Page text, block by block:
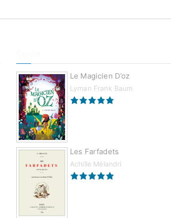
Le Magicien D’oz
Lyman Frank Baum
Les Farfadets
Achille Mélandri